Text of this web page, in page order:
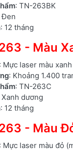
: TN-263BK
Đen
: 12 tháng
- Màu
: Mực laser màu
: Khoảng 1.400
: TN-263C
Xanh dương
: 12 tháng
- Màu
: Mực laser màu đỏ